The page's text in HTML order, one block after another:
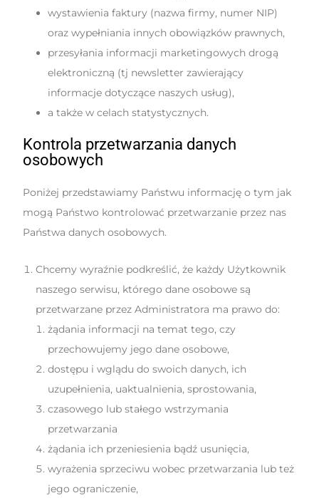
wystawienia faktury (nazwa firmy, numer NIP)
oraz wypełniania innych obowiązków prawnych,
przesyłania informacji marketingowych drogą
elektroniczną (tj newsletter zawierający
informacje dotyczące naszych usług),
a także w celach statystycznych.
Kontrola przetwarzania danych
osobowych
Poniżej przedstawiamy Państwu informację o tym jak
mogą Państwo kontrolować przetwarzanie przez nas
Państwa danych osobowych.
Chcemy wyraźnie podkreślić, że każdy Użytkownik
naszego serwisu, którego dane osobowe są
przetwarzane przez Administratora ma prawo do:
żądania informacji na temat tego, czy
przechowujemy jego dane osobowe,
dostępu i wglądu do swoich danych, ich
uzupełnienia, uaktualnienia, sprostowania,
czasowego lub stałego wstrzymania
przetwarzania
żądania ich przeniesienia bądź usunięcia,
wyrażenia sprzeciwu wobec przetwarzania lub też
jego ograniczenie,